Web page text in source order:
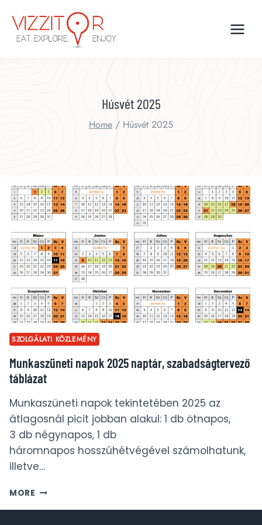
content
Húsvét 2025
Home / Húsvét 2025
SZOLGÁLATI KÖZLEMÉNY
Munkaszüneti napok 2025 naptár, szabadságtervező
táblázat
Munkaszüneti napok tekintetében 2025 az
átlagosnál picit jobban alakul: 1 db ötnapos,
3 db négynapos, 1 db
háromnapos hosszúhétvégével számolhatunk,
illetve…
MORE MUNKASZÜNETI